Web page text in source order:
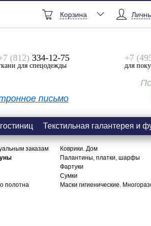
Корзина
(812) 334-12-75
для спецодежды
+7
для
письмо
Текстильная галантерея и
заказам
полотна
Коврики. Дом
Палантины, платки, шарфы
Фартуки
Сумки
Маски гигиенические.